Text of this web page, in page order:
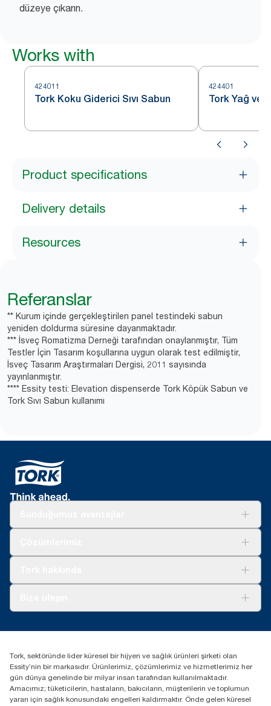
düzeye çıkarın.
Works with
424011
Tork Koku Giderici Sıvı Sabun
424401
Tork Yağ ve
Product specifications
Delivery details
Resources
Referanslar
** Kurum içinde gerçekleştirilen panel testindeki sabun
yeniden doldurma süresine dayanmaktadır.
*** İsveç Romatizma Derneği tarafından onaylanmıştır, Tüm
Testler İçin Tasarım koşullarına uygun olarak test edilmiştir,
İsveç Tasarım Araştırmaları Dergisi, 2011 sayısında
yayınlanmıştır.
**** Essity testi: Elevation dispenserde Tork Köpük Sabun ve
Tork Sıvı Sabun kullanımı
(+90) 216 560 13 00
Essity Turkey Hijyen Ürünleri Sanayi ve Ticaret
Anonim Şirketi Kuriş Kule İş Merkezi, Cevizli Mah.
D-100 Güney Yan Yol Cad. No 2
K:9 34953 Kartal / Istanbul / Turkey
Tork, sektöründe lider küresel bir hijyen ve sağlık ürünleri şirketi olan
Essity’nin bir markasıdır. Ürünlerimiz, çözümlerimiz ve hizmetlerimiz her
gün dünya genelinde bir milyar insan tarafından kullanılmaktadır.
Amacımız; tüketicilerin, hastaların, bakıcıların, müşterilerin ve toplumun
yararı için sağlık konusundaki engelleri kaldırmaktır. Önde gelen küresel